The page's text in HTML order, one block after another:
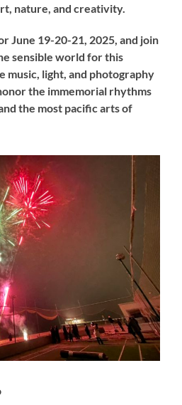
nature, and creativity.
June 19-20-21, 2025, and join
sensible world for this
music, light, and photography
the immemorial rhythms
the most pacific arts of